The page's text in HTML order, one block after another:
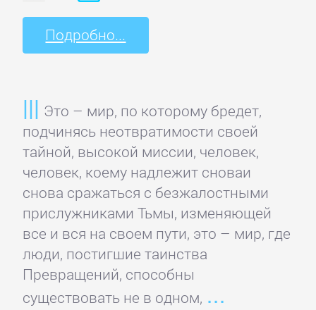
Подробно...
Это – мир, по которому бредет,
подчинясь неотвратимости своей
тайной, высокой миссии, человек,
человек, коему надлежит сноваи
снова сражаться с безжалостными
прислужниками Тьмы, изменяющей
все и вся на своем пути, это – мир, где
люди, постигшие таинства
Превращений, способны
существовать не в одном,
детективы
детективы
Исторические
детективы
Классические
детективы
Крутой
детектив